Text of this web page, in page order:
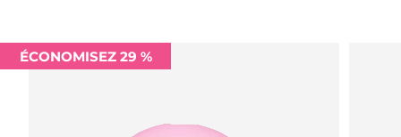
ÉCONOMISEZ 29 %
Russie